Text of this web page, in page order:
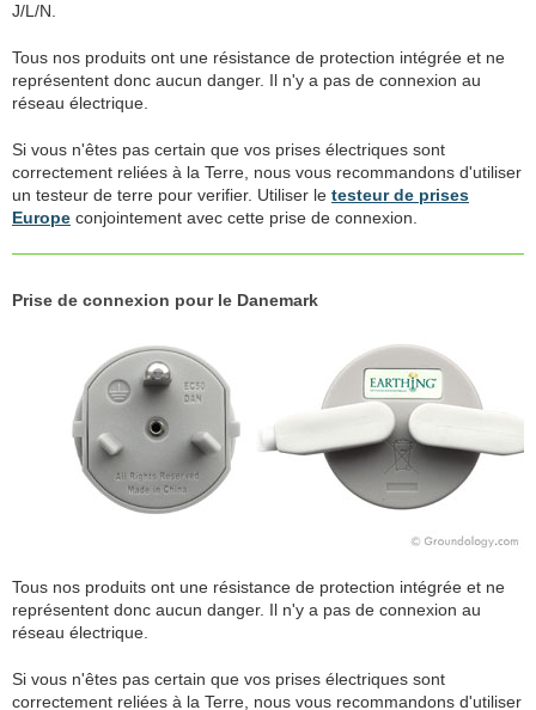
J/L/N.
Tous nos produits ont une résistance de protection intégrée et ne
représentent donc aucun danger. Il n'y a pas de connexion au
réseau électrique.
Si vous n'êtes pas certain que vos prises électriques sont
correctement reliées à la Terre, nous vous recommandons d'utiliser
un testeur de terre pour verifier. Utiliser le testeur de prises
Europe conjointement avec cette prise de connexion.
Prise de connexion pour le Danemark
Tous nos produits ont une résistance de protection intégrée et ne
représentent donc aucun danger. Il n'y a pas de connexion au
réseau électrique.
Si vous n'êtes pas certain que vos prises électriques sont
correctement reliées à la Terre, nous vous recommandons d'utiliser